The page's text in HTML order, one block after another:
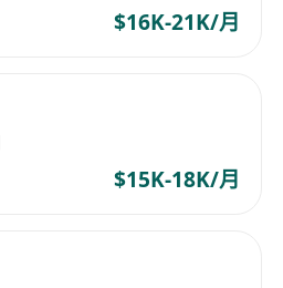
$16K-21K/月
$15K-18K/月